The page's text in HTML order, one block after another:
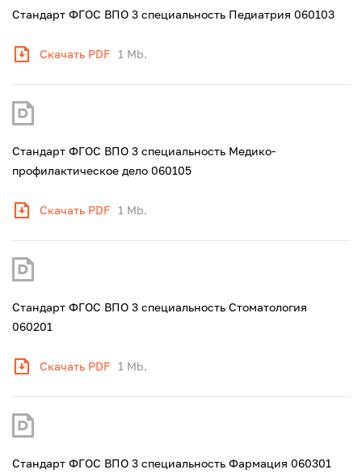
Стандарт ФГОС ВПО 3 специальность Педиатрия 060103
Скачать PDF 1 Mb.
Стандарт ФГОС ВПО 3 специальность Медико-
профилактическое дело 060105
Скачать PDF 1 Mb.
Стандарт ФГОС ВПО 3 специальность Стоматология
060201
Скачать PDF 1 Mb.
Стандарт ФГОС ВПО 3 специальность Фармация 060301